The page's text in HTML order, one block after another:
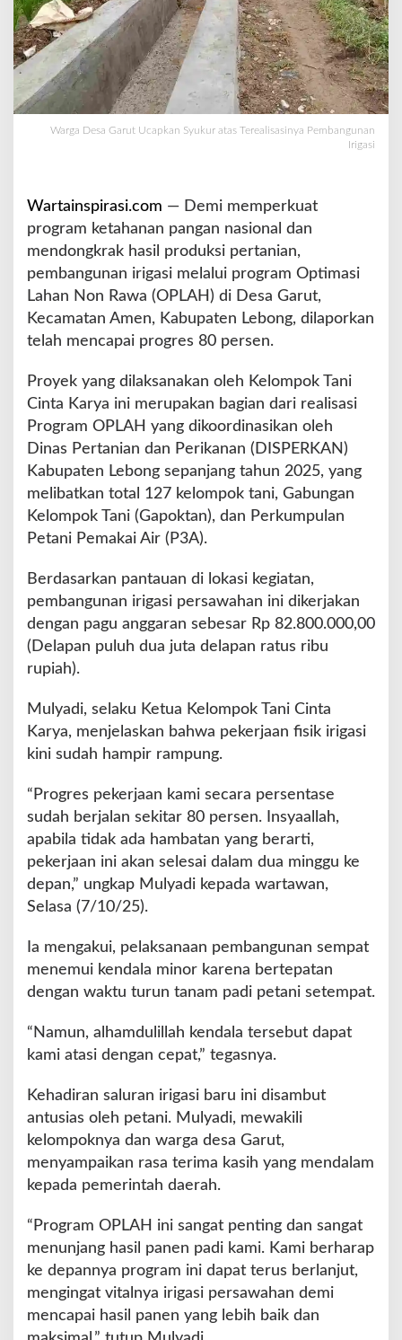
k
n
u
a
s
T
r
e
a
a
s
i
n
a
P
e
n
g
u
n
r
g
i
Warga Desa Garut Ucapkan Syukur atas Terealisasinya Pembangunan
Irigasi
Wartainspirasi.com — Demi memperkuat
program ketahanan pangan nasional dan
mendongkrak hasil produksi pertanian,
pembangunan irigasi melalui program Optimasi
Lahan Non Rawa (OPLAH) di Desa Garut,
Kecamatan Amen, Kabupaten Lebong, dilaporkan
telah mencapai progres 80 persen.
Proyek yang dilaksanakan oleh Kelompok Tani
Cinta Karya ini merupakan bagian dari realisasi
Program OPLAH yang dikoordinasikan oleh
Dinas Pertanian dan Perikanan (DISPERKAN)
Kabupaten Lebong sepanjang tahun 2025, yang
melibatkan total 127 kelompok tani, Gabungan
Kelompok Tani (Gapoktan), dan Perkumpulan
Petani Pemakai Air (P3A).
Berdasarkan pantauan di lokasi kegiatan,
pembangunan irigasi persawahan ini dikerjakan
dengan pagu anggaran sebesar Rp 82.800.000,00
(Delapan puluh dua juta delapan ratus ribu
rupiah).
Mulyadi, selaku Ketua Kelompok Tani Cinta
Karya, menjelaskan bahwa pekerjaan fisik irigasi
kini sudah hampir rampung.
“Progres pekerjaan kami secara persentase
sudah berjalan sekitar 80 persen. Insyaallah,
apabila tidak ada hambatan yang berarti,
pekerjaan ini akan selesai dalam dua minggu ke
depan,” ungkap Mulyadi kepada wartawan,
Selasa (7/10/25).
Ia mengakui, pelaksanaan pembangunan sempat
menemui kendala minor karena bertepatan
dengan waktu turun tanam padi petani setempat.
“Namun, alhamdulillah kendala tersebut dapat
kami atasi dengan cepat,” tegasnya.
Kehadiran saluran irigasi baru ini disambut
antusias oleh petani. Mulyadi, mewakili
kelompoknya dan warga desa Garut,
menyampaikan rasa terima kasih yang mendalam
kepada pemerintah daerah.
“Program OPLAH ini sangat penting dan sangat
menunjang hasil panen padi kami. Kami berharap
ke depannya program ini dapat terus berlanjut,
mengingat vitalnya irigasi persawahan demi
mencapai hasil panen yang lebih baik dan